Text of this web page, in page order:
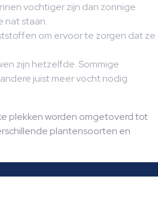
vochtiger zijn dan zonnige
nat staan.
om ervoor te zorgen dat ze
zijn hetzelfde. Sommige
juist meer vocht nodig
plekken worden omgetoverd tot
plantensoorten en